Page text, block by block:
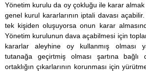
Yönetim kurulu da oy çokluğu ile karar
genel kurul kararlarının iptali davası
tek kişiden oluşuyorsa onun karar
Yönetim kurulunun dava açabilmesi için
kararlar aleyhine oy kullanmış olması
tutanağa geçirtmiş olması şartına bağlı
ortaklığın çıkarlarının korunması için